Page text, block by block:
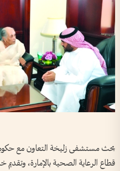
بحث مستشفى زليخة التعاون مع
قطاع الرعاية الصحية بالإمارة،